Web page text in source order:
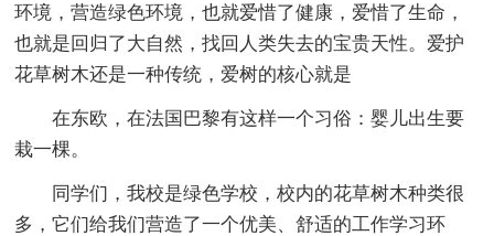
环境，营造绿色环境，也就爱惜了健康，爱惜了生命，
也就是回归了大自然，找回人类失去的宝贵天性。爱护
花草树木还是一种传统，爱树的核心就是
在东欧，在法国巴黎有这样一个习俗：婴儿出生要
栽一棵。
同学们，我校是绿色学校，校内的花草树木种类很
多，它们给我们营造了一个优美、舒适的工作学习环